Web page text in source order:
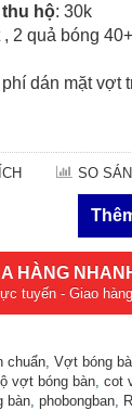
thu hộ: 30k
2 quả bóng
phí dán mặt vợt
SO
HÀNG
tuyến - Giao
chuẩn Vợt bóng
vợt bóng bàn cot
bàn phobongban